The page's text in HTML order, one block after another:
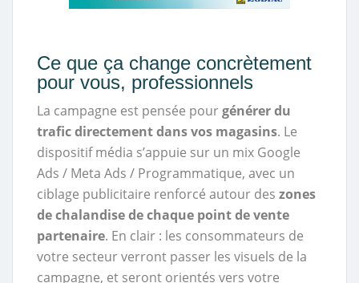
Ce que ça change concrètement
pour vous, professionnels
La campagne est pensée pourgénérer du
trafic directement dans vos magasins. Le
dispositif média s’appuie sur un mix Google
Ads / Meta Ads / Programmatique, avec un
ciblage publicitaire renforcé autour des zones
de chalandise de chaque point de vente
partenaire. En clair : les consommateurs de
votre secteur verront passer les visuels de la
campagne, et seront orientés vers votre